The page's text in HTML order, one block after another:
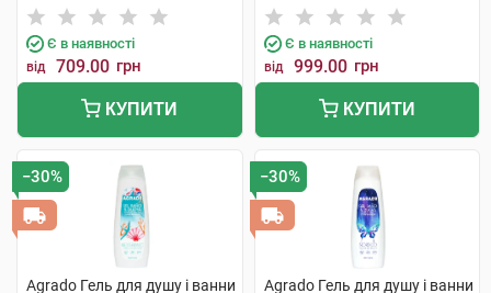
Є в наявності
від 709.00 грн
КУПИТИ
Є в наявності
від 999.00 грн
КУПИТИ
−30%
Agrado Гель для душу і ванни
−30%
Agrado Гель для душу і ванни